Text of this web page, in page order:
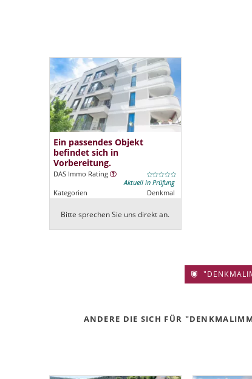
Ein passendes Objekt
befindet sich in
Vorbereitung.
DAS Immo Rating
Aktuell in Prüfung
Kategorien
Denkmal
Bitte sprechen Sie uns direkt an.
ANDERE DIE SICH FÜR